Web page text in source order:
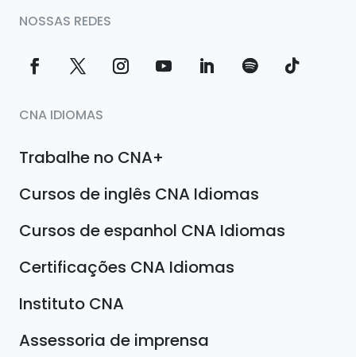
NOSSAS REDES
CNA IDIOMAS
Trabalhe no CNA+
Cursos de inglês CNA Idiomas
Cursos de espanhol CNA Idiomas
Certificações CNA Idiomas
Instituto CNA
Assessoria de imprensa